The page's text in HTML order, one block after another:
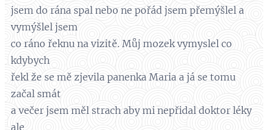
jsem do rána spal nebo ne pořád jsem přemýšlel a
vymýšlel jsem
co ráno řeknu na vizitě. Můj mozek vymyslel co
kdybych
řekl že se mě zjevila panenka Maria a já se tomu
začal smát
a večer jsem měl strach aby mi nepřidal doktor léky
ale